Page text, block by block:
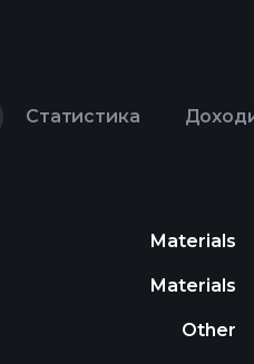
Статистика
Materials
Materials
Other